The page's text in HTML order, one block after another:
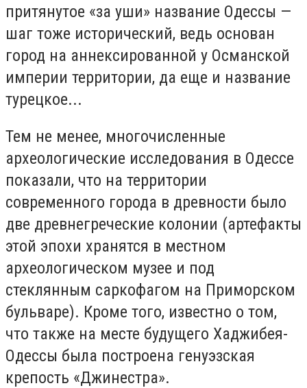
притянутое «за уши» название Одессы —
шаг тоже исторический, ведь основан
город на аннексированной у Османской
империи территории, да еще и название
турецкое...
Тем не менее, многочисленные
археологические исследования в Одессе
показали, что на территории
современного города в древности было
две древнегреческие колонии (артефакты
этой эпохи хранятся в местном
археологическом музее и под
стеклянным саркофагом на Приморском
бульваре). Кроме того, известно о том,
что также на месте будущего Хаджибея-
Одессы была построена генуэзская
крепость «Джинестра».